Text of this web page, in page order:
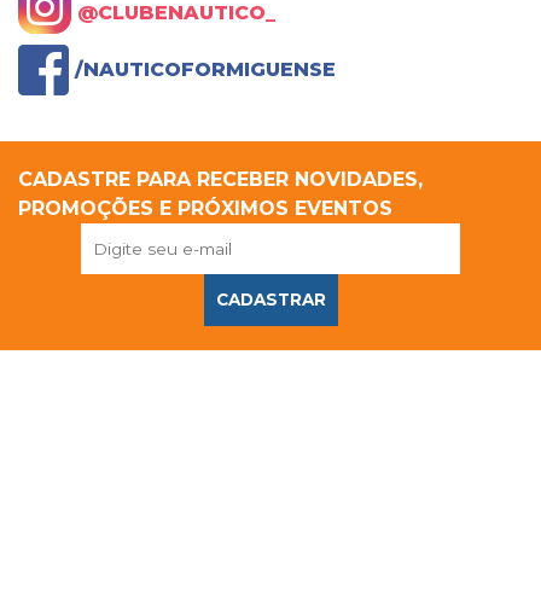
@CLUBENAUTICO_
/NAUTICOFORMIGUENSE
CADASTRE PARA RECEBER NOVIDADES,
PROMOÇÕES E PRÓXIMOS EVENTOS